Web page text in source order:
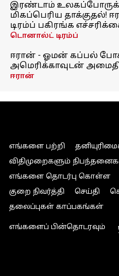
இரண்டாம்
மிகப்பெரிய தாக்குதல்!
டிரம்ப் பகிரங்க
டொனால்ட் டிரம்ப்
ஈரான் - ஓமன் கப்பல்
அமெரிக்காவுடன் அமைதி
ஈரான்
எங்களை பற்றி
விதிமுறைகளும்
எங்களை தொடர்பு கொள்ள
குறை நிவர்த்தி
செய்தி
தலைப்புகள் காப்பகங்கள்
எங்களைப் பின்தொடரவும்